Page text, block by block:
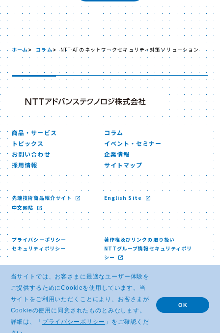
ホーム コラム NTT-ATのネットワークセキュリティ対策ソリューション
商品・サービス
コラム
トピックス
イベント・セミナー
お問い合わせ
企業情報
採用情報
サイトマップ
先端技術商品紹介サイト
English Site
中文网站
プライバシーポリシー
著作権及びリンクの取り扱い
セキュリティポリシー
NTTグループ情報セキュリティポリ
シー
© NTT ADVANCED TECHNOLOGY CORPORATION
当サイトでは、お客さまに最適なユーザー体験を
ご提供するためにCookieを使用しています。当
サイトをご利用いただくことにより、お客さまが
Cookieの使用に同意されたものとみなします。
詳細は、「 プライバシーポリシー 」をご確認くだ
OK